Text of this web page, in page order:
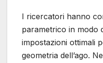
I ricercatori hanno
parametrico in modo
impostazioni ottimali
geometria dell’ago.